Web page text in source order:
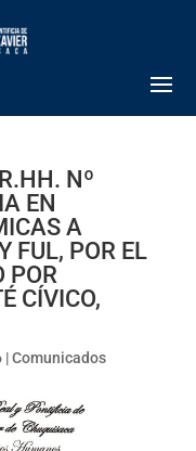
Nº
EN
A
FUL, POR EL
POR
CÍVICO,
|Comunicados